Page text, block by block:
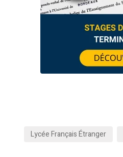
Lycée Français Étranger